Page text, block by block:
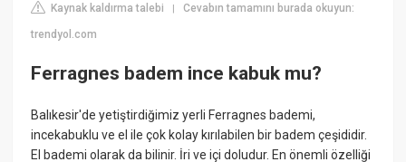
Kaynak kaldırma talebi |Cevabın tamamını burada okuyun:
trendyol.com
Ferragnes badem ince kabuk mu?
Balıkesir'de yetiştirdiğimiz yerli Ferragnes bademi,
incekabuklu ve el ile çok kolay kırılabilen bir badem çeşididir.
El bademi olarak da bilinir. İri ve içi doludur. En önemli özelliği